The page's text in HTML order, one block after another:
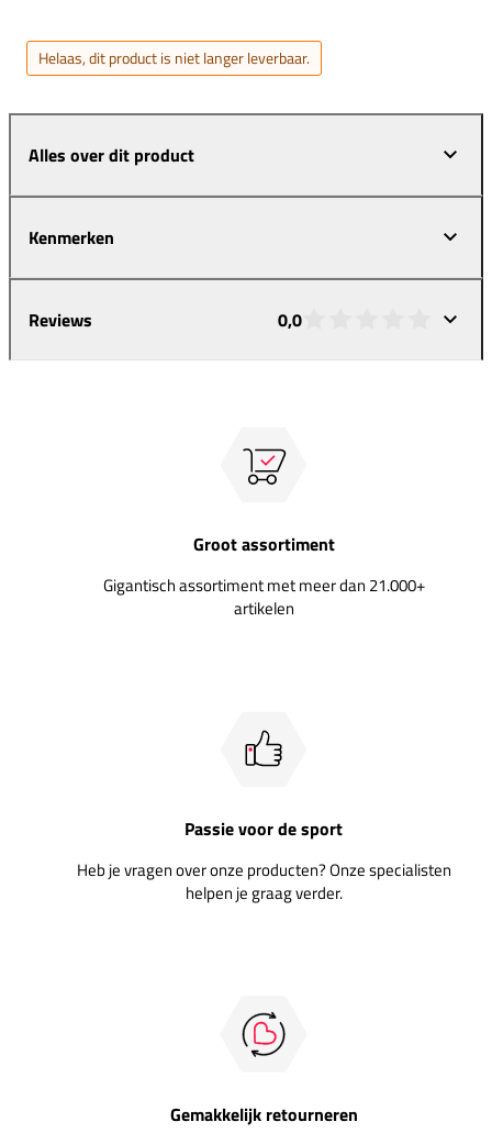
Helaas, dit product is niet langer leverbaar.
Alles over dit product
Kenmerken
Reviews 0,0
Groot assortiment
Gigantisch assortiment met meer dan 21.000+
artikelen
Passie voor de sport
Heb je vragen over onze producten? Onze specialisten
helpen je graag verder.
Gemakkelijk retourneren